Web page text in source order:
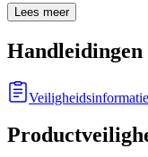
Lees meer
Handleidingen